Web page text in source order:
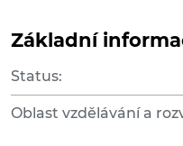
Základní
Status:
Oblast vzdělávání a